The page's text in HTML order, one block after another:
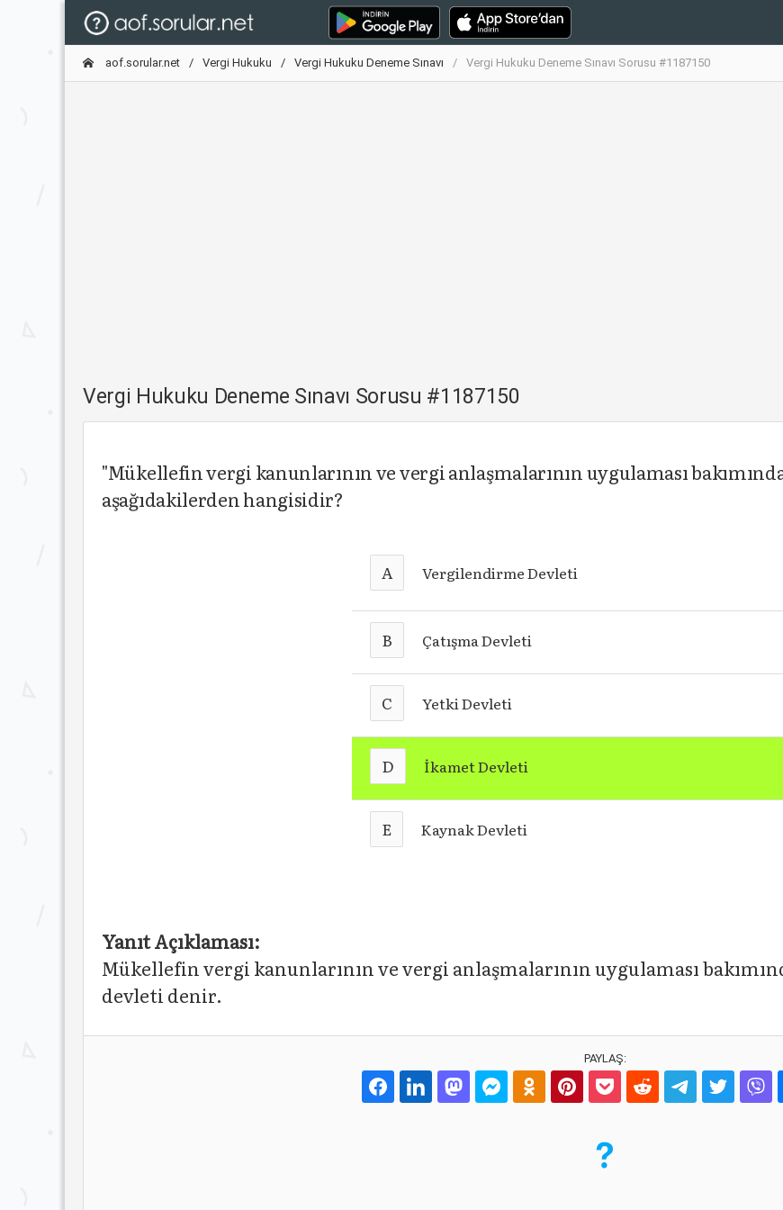
aof.sorular.net Vergi Hukuku Vergi Hukuku Deneme Sınavı Vergi Hukuku Deneme Sınavı Sorusu #1187150
Vergi Hukuku Deneme Sınavı Sorusu #1187150
"Mükellefin vergi kanunlarının ve vergi anlaşmalarının uygulaması
aşağıdakilerden hangisidir?
A Vergilendirme Devleti
B Çatışma Devleti
C Yetki Devleti
D İkamet Devleti
E Kaynak Devleti
Yanıt Açıklaması:
Mükellefin vergi kanunlarının ve vergi anlaşmalarının uygulaması
devleti denir.
PAYLAŞ: